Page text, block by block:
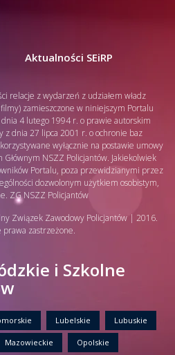
Aktualności SEiRP
relacje z wydarzeń z udziałem władz
zamieszczone w niniejszym Portalu
4 lutego 1994 r. o prawie autorskim
z dnia 27 lipca 2001 r. o ochronie baz
wyłącznie na postawie umowy
NSZZ Policjantów. Jakiekolwiek
Portalu, poza przewidzianymi przez
dozwolonym użytkiem osobistym,
ZG NSZZ Policjantów
Związek Zawodowy Policjantów | 2016.
prawa zastrzeżone.
i Szkolne
Lubelskie Lubuskie
Mazowieckie Opolskie